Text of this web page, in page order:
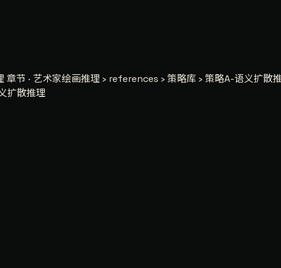
章节 · 艺术家绘画推理 › references › 策略库 › 策略A-语义扩散
扩散推理